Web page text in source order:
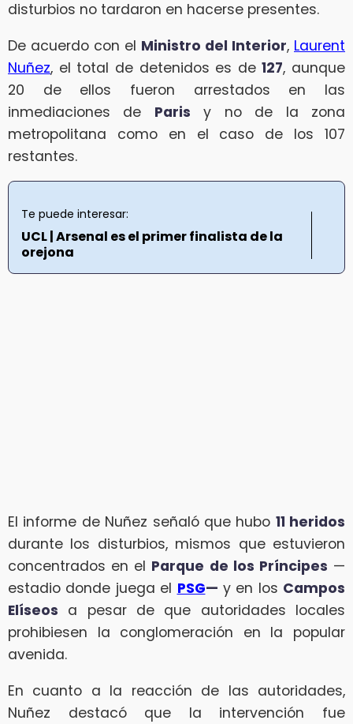
disturbios no tardaron en hacerse presentes.
De acuerdo con el Ministro del Interior, Laurent
Nuñez, el total de detenidos es de127, aunque
20 de ellos fueron arrestados en las
inmediaciones de Paris y no de la zona
metropolitana como en el caso de los 107
restantes.
Te puede interesar:
UCL | Arsenal es el primer finalista de la
orejona
El informe de Nuñez señaló que hubo 11 heridos
durante los disturbios, mismos que estuvieron
concentrados en el Parque de los Príncipes —
estadio donde juega el PSG— y en los Campos
Elíseos a pesar de que autoridades locales
prohibiesen la conglomeración en la popular
avenida.
En cuanto a la reacción de las autoridades,
Nuñez destacó que la intervención fue